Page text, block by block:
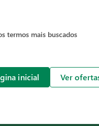
termos mais buscados
inicial Ver